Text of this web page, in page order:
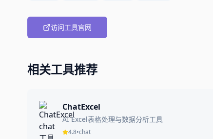
访问工具官网
相关工具推荐
ChatExcel
AI Excel表格处理与数据分析工具
4.8•chat